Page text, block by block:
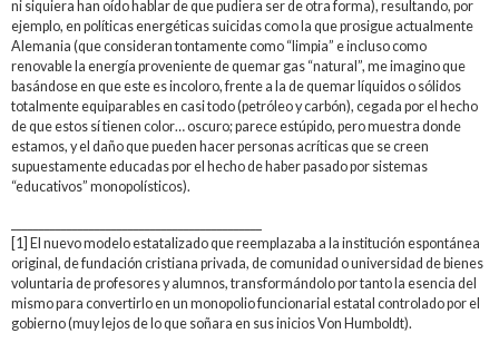
ni siquiera han oído hablar de que pudiera ser de otra forma), resultando, por
ejemplo, en políticas energéticas suicidas como la que prosigue actualmente
Alemania (que consideran tontamente como “limpia” e incluso como
renovable la energía proveniente de quemar gas “natural”, me imagino que
basándose en que este es incoloro, frente a la de quemar líquidos o sólidos
totalmente equiparables en casi todo (petróleo y carbón), cegada por el hecho
de que estos sí tienen color… oscuro; parece estúpido, pero muestra donde
estamos, y el daño que pueden hacer personas acríticas que se creen
supuestamente educadas por el hecho de haber pasado por sistemas
“educativos” monopolísticos).
[1] El nuevo modelo estatalizado que reemplazaba a la institución espontánea
original, de fundación cristiana privada, de comunidad o universidad de bienes
voluntaria de profesores y alumnos, transformándolo por tanto la esencia del
mismo para convertirlo en un monopolio funcionarial estatal controlado por el
gobierno (muy lejos de lo que soñara en sus inicios Von Humboldt).